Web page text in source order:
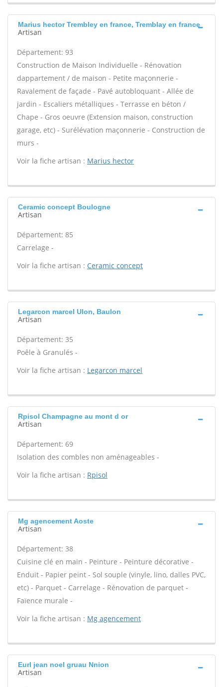
Marius hector Trembley en france, Tremblay en france
Artisan
Département: 93
Construction de Maison Individuelle - Rénovation
dappartement / de maison - Petite maçonnerie -
Ravalement de façade - Pavé autobloquant - Allée de
jardin - Escaliers métalliques - Terrasse en béton /
Chape - Gros oeuvre (Extension maison, construction
garage, etc) - Surélévation maçonnerie - Construction de
murs -
Voir la fiche artisan : Marius hector
Ceramic concept Boulogne
Artisan
Département: 85
Carrelage -
Voir la fiche artisan : Ceramic concept
Legarcon marcel Ulon, Baulon
Artisan
Département: 35
Poêle à Granulés -
Voir la fiche artisan : Legarcon marcel
Rpisol Champagne au mont d or
Artisan
Département: 69
Isolation des combles non aménageables -
Voir la fiche artisan : Rpisol
Mg agencement Aoste
Artisan
Département: 38
Cuisine clé en main - Peinture - Peinture décorative -
Enduit - Papier peint - Sol souple (vinyle, lino, dalles PVC,
etc) - Parquet - Carrelage - Rénovation de parquet -
Faïence murale -
Voir la fiche artisan : Mg agencement
Eurl jean noel gruau Nnion
Artisan